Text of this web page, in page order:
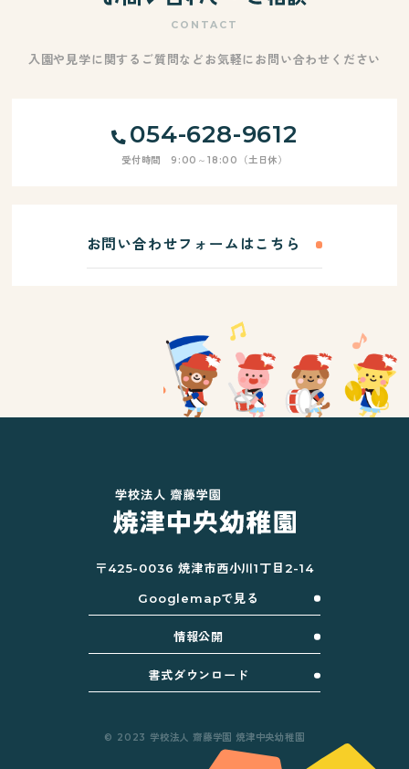
CONTACT
入園や見学に関するご質問などお気軽にお問い合わせください
054-628-9612
受付時間 9:00～18:00（土日休）
お問い合わせフォームはこちら
〒425-0036 焼津市西小川1丁目2-14
Googlemapで見る
情報公開
書式ダウンロード
© 2023 学校法人 齋藤学園 焼津中央幼稚園